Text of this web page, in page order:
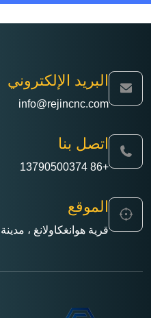
البريد الإلكتروني
info@rejincnc.com
اتصل بنا
+86 13790500374
الموقع
قرية هوانغكاولانغ ،